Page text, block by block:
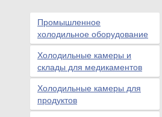
Промышленное
холодильное оборудование
Холодильные камеры и
склады для медикаментов
Холодильные камеры для
продуктов